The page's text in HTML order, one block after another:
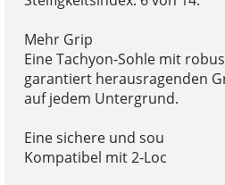
Mehr Grip
Eine Tachyon-Sohle mit
garantiert herausragenden
auf jedem Untergrund.
Eine sichere und sou
Kompatibel mit 2-Loc